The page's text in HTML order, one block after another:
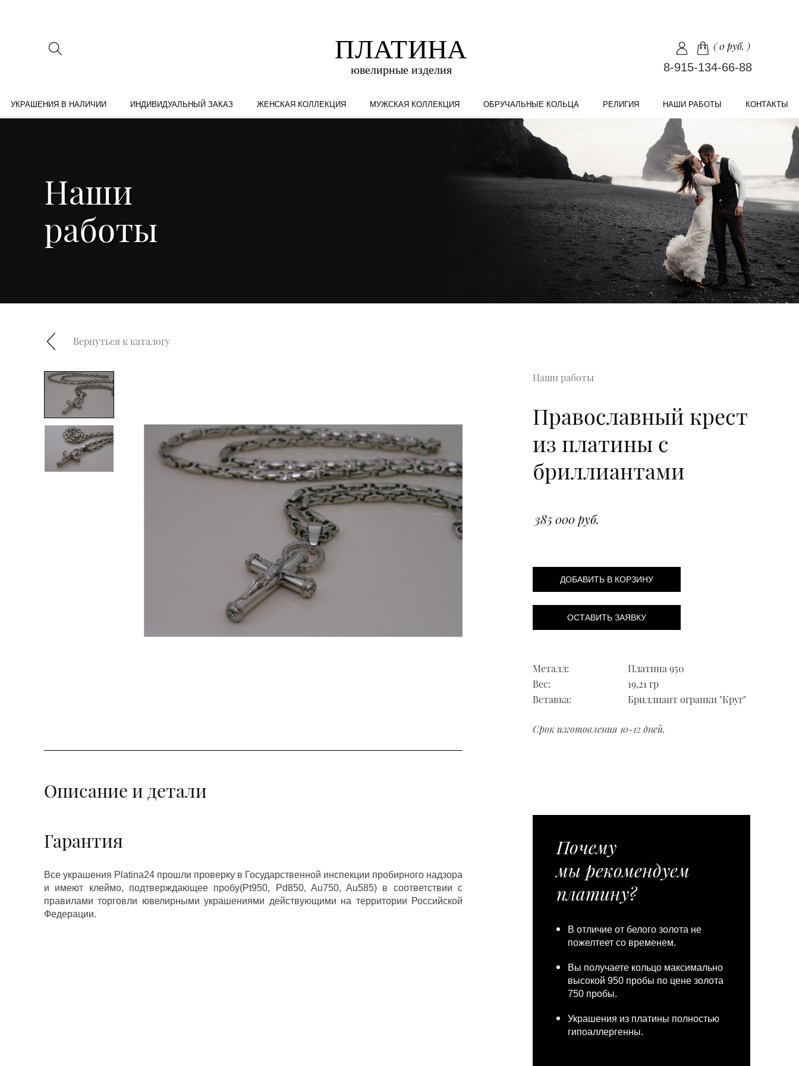
(0 руб. )
8-915-134-66-88
УКРАШЕНИЯ В НАЛИЧИИ ИНДИВИДУАЛЬНЫЙ ЗАКАЗ ЖЕНСКАЯ КОЛЛЕКЦИЯ МУЖСКАЯ КОЛЛЕКЦИЯ ОБРУЧАЛЬНЫЕ КОЛЬЦА РЕЛИГИЯ НАШИ РАБОТЫ КОНТАКТЫ
Наши
работы
Вернуться к каталогу
Наши работы
Православный крест
из платины с
бриллиантами
385 000 руб.
ДОБАВИТЬ В КОРЗИНУ
ОСТАВИТЬ ЗАЯВКУ
Металл:
Платина 950
Вес:
19,21 гр
Вставка:
Бриллиант огранки "Круг"
Срок изготовления 10-12 дней.
Описание и детали
Гарантия
Все украшения Platina24 прошли проверку в Государственной инспекции пробирного надзора
и имеют клеймо, подтверждающее пробу(Pt950, Pd850, Au750, Au585) в соответствии с
правилами торговли ювелирными украшениями действующими на территории Российской
Федерации.
Почему
мы рекомендуем
платину?
В отличие от белого золота не
пожелтеет со временем.
Вы получаете кольцо максимально
высокой 950 пробы по цене золота
750 пробы.
Украшения из платины полностью
гипоаллергенны.